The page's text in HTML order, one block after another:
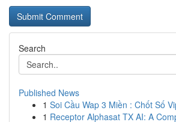
Search
Published News
1 Soi Cầu Wap 3 Miền : Chốt Số
1 Receptor Alphasat TX AI: A